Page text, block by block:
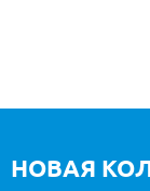
НОВАЯ